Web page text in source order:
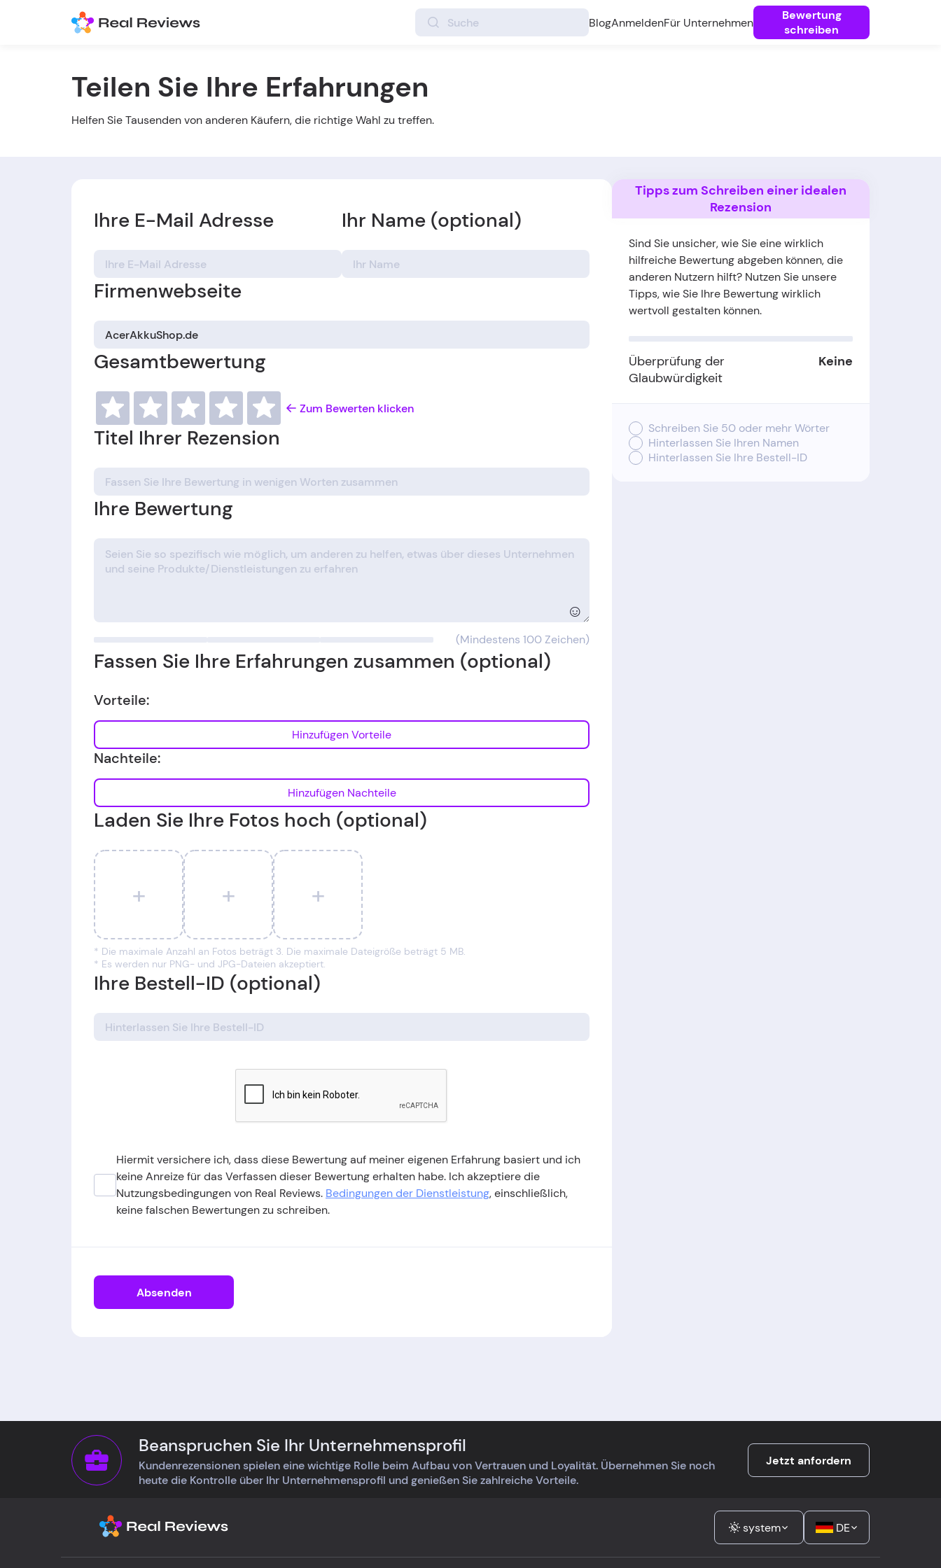
BlogAnmeldenFür Unternehmen
Bewertung
schreiben
Teilen Sie Ihre Erfahrungen
Helfen Sie Tausenden von anderen Käufern, die richtige Wahl zu treffen.
Ihre E-Mail Adresse Ihr Name (optional)
Firmenwebseite
Gesamtbewertung
Zum Bewerten klicken
Titel Ihrer Rezension
Ihre Bewertung
☺
(Mindestens 100 Zeichen)
Fassen Sie Ihre Erfahrungen zusammen (optional)
Vorteile:
Hinzufügen Vorteile
Nachteile:
Hinzufügen Nachteile
Laden Sie Ihre Fotos hoch (optional)
+ + +
* Die maximale Anzahl an Fotos beträgt 3. Die maximale Dateigröße beträgt 5 MB.
* Es werden nur PNG- und JPG-Dateien akzeptiert.
Ihre Bestell-ID (optional)
Hiermit versichere ich, dass diese Bewertung auf meiner eigenen Erfahrung basiert und ich
keine Anreize für das Verfassen dieser Bewertung erhalten habe. Ich akzeptiere die
Nutzungsbedingungen von Real Reviews. Bedingungen der Dienstleistung, einschließlich,
keine falschen Bewertungen zu schreiben.
Absenden
Tipps zum Schreiben einer idealen
Rezension
Sind Sie unsicher, wie Sie eine wirklich
hilfreiche Bewertung abgeben können, die
anderen Nutzern hilft? Nutzen Sie unsere
Tipps, wie Sie Ihre Bewertung wirklich
wertvoll gestalten können.
Überprüfung der
Glaubwürdigkeit
Keine
Schreiben Sie 50 oder mehr Wörter
Hinterlassen Sie Ihren Namen
Hinterlassen Sie Ihre Bestell-ID
Beanspruchen Sie Ihr Unternehmensprofil
Kundenrezensionen spielen eine wichtige Rolle beim Aufbau von Vertrauen und Loyalität. Übernehmen Sie noch
heute die Kontrolle über Ihr Unternehmensprofil und genießen Sie zahlreiche Vorteile.
Jetzt anfordern
system DE